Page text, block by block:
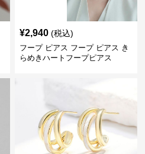
¥2,940 (税込)
フープ ピアス フープ ピアス き
らめきハートフープピアス